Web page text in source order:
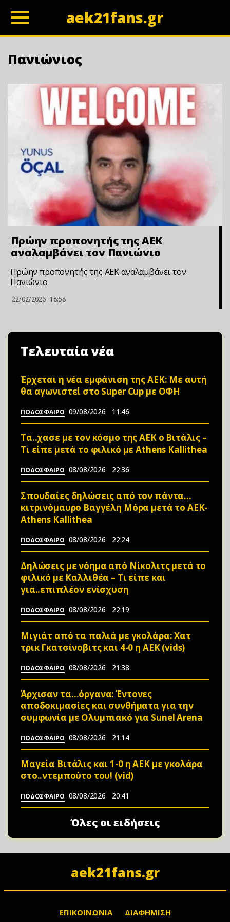
aek21fans.gr
Πανιώνιος
Πρώην προπονητής της ΑΕΚ
αναλαμβάνει τον Πανιώνιο
Πρώην προπονητής της ΑΕΚ αναλαμβάνει τον
Πανιώνιο
22/02/2026 18:58
Τελευταία νέα
Έρχεται η νέα εμφάνιση της ΑΕΚ: Με αυτή
θα αγωνιστεί στο Super Cup με ΟΦΗ
ΠΟΔΟΣΦΑΙΡΟ 09/08/2026 11:46
Τα..χασε με τον κόσμο της ΑΕΚ ο Βιτάλις –
Τι είπε μετά το φιλικό με Athens Kallithea
ΠΟΔΟΣΦΑΙΡΟ 08/08/2026 22:36
Σπουδαίες δηλώσεις από τον πάντα…
κιτρινόμαυρο Βαγγέλη Μόρα μετά το ΑΕΚ-
Athens Kallithea
ΠΟΔΟΣΦΑΙΡΟ 08/08/2026 22:24
Δηλώσεις με νόημα από Νίκολιτς μετά το
φιλικό με Καλλιθέα – Τι είπε και
για..επιπλέον ενίσχυση
ΠΟΔΟΣΦΑΙΡΟ 08/08/2026 22:19
Μιγιάτ από τα παλιά με γκολάρα: Χατ
τρικ Γκατσίνοβιτς και 4-0 η ΑΕΚ (vids)
ΠΟΔΟΣΦΑΙΡΟ 08/08/2026 21:38
Άρχισαν τα…όργανα: Έντονες
αποδοκιμασίες και συνθήματα για την
συμφωνία με Ολυμπιακό για Sunel Arena
ΠΟΔΟΣΦΑΙΡΟ 08/08/2026 21:14
Μαγεία Βιτάλις και 1-0 η ΑΕΚ με γκολάρα
στο..ντεμπούτο του! (vid)
ΠΟΔΟΣΦΑΙΡΟ 08/08/2026 20:41
Όλες οι ειδήσεις
aek21fans.gr
ΕΠΙΚΟΙΝΩΝΙΑ
ΔΙΑΦΗΜΙΣΗ